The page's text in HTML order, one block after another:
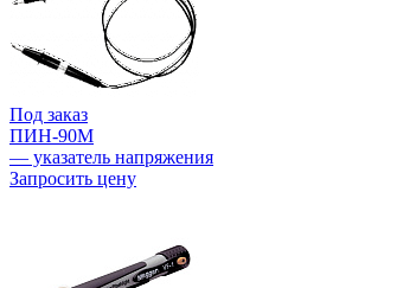
Под заказ
ПИН-90М
— указатель напряжения
Запросить цену